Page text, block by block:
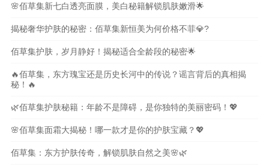
🌸佰草集新七白透亮面膜，美白秘籍解锁肌肤嫩滑🌟
揭秘奢华护肤的秘密：佰草集新恒美为何价格不菲💎?
佰草集护肤，岁月静好！揭秘适合全龄段的秘密🌟
🔥佰草集，东方瑰宝还是历史长河中的传说？谣言背后的真相揭
秘！🔥
🌿佰草集护肤秘籍：年龄不是障碍，是你独特的美丽密码！💖
🌸佰草集面霜大揭秘！哪一款才是你的护肤宝藏？💖
佰草集：东方护肤传奇，解锁肌肤自然之美🌸🌿